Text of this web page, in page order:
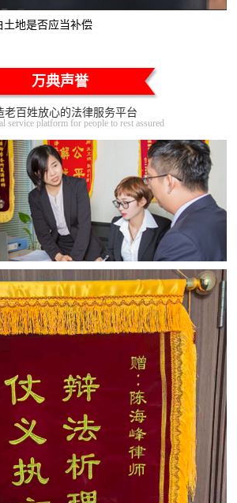
土地是否应当补偿
万典声誉
老百姓放心的法律服务平台
service platform for people to rest assured